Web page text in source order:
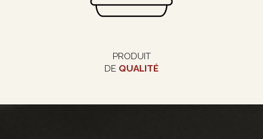
PRODUIT
DE QUALITÉ